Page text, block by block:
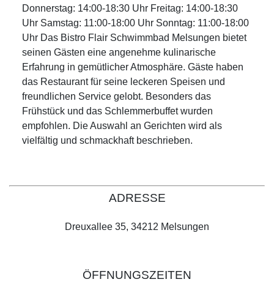
Donnerstag: 14:00-18:30 Uhr Freitag: 14:00-18:30
Uhr Samstag: 11:00-18:00 Uhr Sonntag: 11:00-18:00
Uhr Das Bistro Flair Schwimmbad Melsungen bietet
seinen Gästen eine angenehme kulinarische
Erfahrung in gemütlicher Atmosphäre. Gäste haben
das Restaurant für seine leckeren Speisen und
freundlichen Service gelobt. Besonders das
Frühstück und das Schlemmerbuffet wurden
empfohlen. Die Auswahl an Gerichten wird als
vielfältig und schmackhaft beschrieben.
ADRESSE
Dreuxallee 35, 34212 Melsungen
ÖFFNUNGSZEITEN